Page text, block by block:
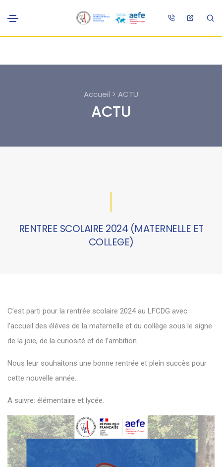
Accueil > ACTU
ACTU
RENTREE SCOLAIRE 2024 (MATERNELLE ET
COLLEGE)
C’est parti pour la rentrée scolaire 2024 au LFCDG avec
l’accueil des élèves de la maternelle et du collège sous le signe
de la joie, de la curiosité et de l’ambition.
Nous leur souhaitons une bonne rentrée et plein succès pour
cette nouvelle année.
A suivre: élémentaire et lycée.